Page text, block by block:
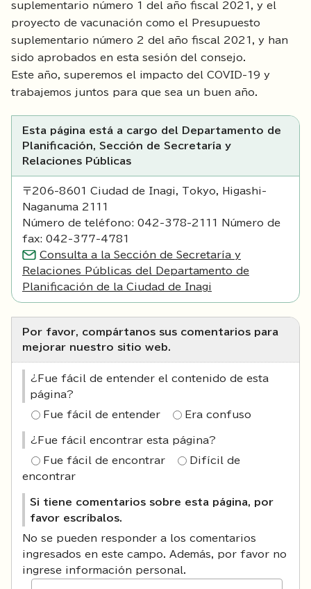
suplementario número 1 del año fiscal 2021, y el
proyecto de vacunación como el Presupuesto
suplementario número 2 del año fiscal 2021, y han
sido aprobados en esta sesión del consejo.
Este año, superemos el impacto del COVID-19 y
trabajemos juntos para que sea un buen año.
Esta página está a cargo del Departamento de
Planificación, Sección de Secretaría y
Relaciones Públicas
〒206-8601 Ciudad de Inagi, Tokyo, Higashi-
Naganuma 2111
Número de teléfono: 042-378-2111 Número de
fax: 042-377-4781
Consulta a la Sección de Secretaría y
Relaciones Públicas del Departamento de
Planificación de la Ciudad de Inagi
Por favor, compártanos sus comentarios para
mejorar nuestro sitio web.
¿Fue fácil de entender el contenido de esta
página?
Fue fácil de entender Era confuso
¿Fue fácil encontrar esta página?
Fue fácil de encontrar
Difícil de
encontrar
Si tiene comentarios sobre esta página, por
favor escríbalos.
No se pueden responder a los comentarios
ingresados en este campo. Además, por favor no
ingrese información personal.